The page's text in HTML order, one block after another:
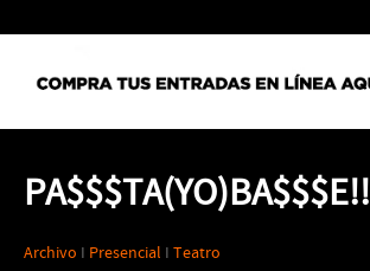
Archivo I Presencial I Teatro